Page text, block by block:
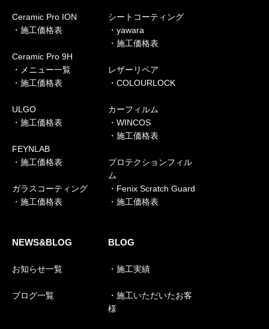
Ceramic Pro ION
・施工価格表
Ceramic Pro 9H
・メニュー一覧
・施工価格表
ULGO
・施工価格表
FEYNLAB
・施工価格表
ガラスコーティング
・施工価格表
シートコーティング
・yawara
・施工価格表
レザーリペア
・COLOURLOCK
カーフィルム
・WINCOS
・施工価格表
プロテクションフィル
ム
・Fenix Scratch Guard
・施工価格表
NEWS&BLOG
お知らせ一覧
ブログ一覧
BLOG
・施工実績
・施工いただいたお客
様